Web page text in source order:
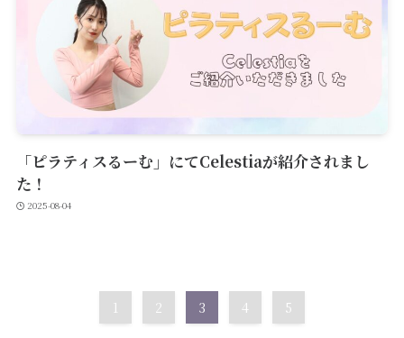
「ピラティスるーむ」にてCelestiaが紹介されまし
た！
2025-08-04
1 2 3 4 5